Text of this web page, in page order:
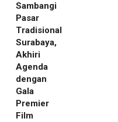
Sambangi
Pasar
Tradisional
Surabaya,
Akhiri
Agenda
dengan
Gala
Premier
Film